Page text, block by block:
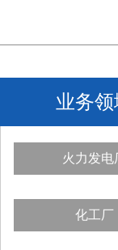
业务领
火力发电
化工厂